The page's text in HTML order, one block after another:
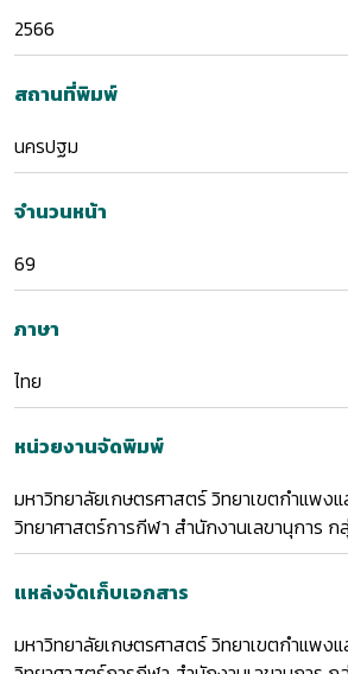
2566
สถานที่พิมพ์
นครปฐม
จำนวนหน้า
69
ภาษา
ไทย
หน่วยงานจัดพิมพ์
มหาวิทยาลัยเกษตรศาสตร์ วิทยาเขตกำแพง
วิทยาศาสตร์การกีฬา สำนักงานเลขานุการ ก
แหล่งจัดเก็บเอกสาร
มหาวิทยาลัยเกษตรศาสตร์ วิทยาเขตกำแพง